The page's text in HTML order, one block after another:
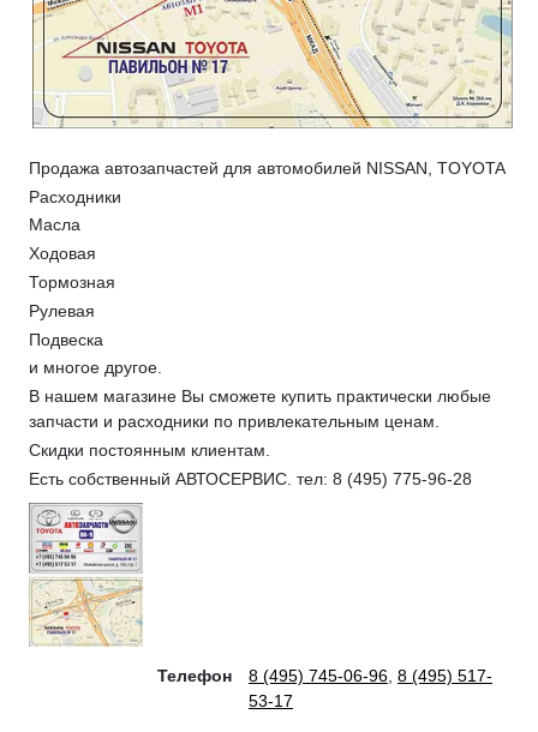
Продажа автозапчастей для автомобилей NISSAN, TOYOTA
Расходники
Масла
Ходовая
Тормозная
Рулевая
Подвеска
и многое другое.
В нашем магазине Вы сможете купить практически любые
запчасти и расходники по привлекательным ценам.
Скидки постоянным клиентам.
Есть собственный АВТОСЕРВИС. тел: 8 (495) 775-96-28
Телефон 8 (495) 745-06-96, 8 (495) 517-
53-17